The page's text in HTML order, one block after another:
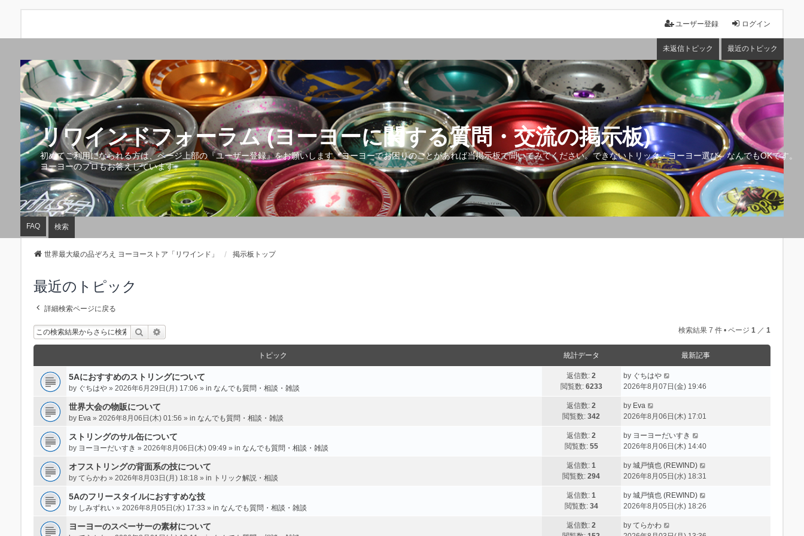
ログイン
ユーザー登録
未返信トピック 最近のトピック
リワインドフォーラム (ヨーヨーに関する質問・交流の掲示板)
初めてご利用になられる方は、ページ上部の『ユーザー登録』をお願いします。ヨーヨーでお困りのことがあれば当掲示板で聞いてみてください。できないトリック・ヨーヨー選び、なんでもOKです。
ヨーヨーのプロもお答えしています。
FAQ 検索
世界最大級の品ぞろえ ヨーヨーストア「リワインド」 掲示板トップ
最近のトピック
詳細検索ページに戻る
検索 検索結果 7 件 • ページ1 ／1
トピック 統計データ 最新記事
5Aにおすすめのストリングについて
by ぐちはや» 2026年6月29日(月) 17:06 » in なんでも質問・相談・雑談
返信数:2
閲覧数: 6233
by ぐちはや
2026年8月07日(金) 19:46
世界大会の物販について
by Eva » 2026年8月06日(木) 01:56 » in なんでも質問・相談・雑談
返信数:2
閲覧数:342
by Eva
2026年8月06日(木) 17:01
ストリングのサル缶について
by ヨーヨーだいすき » 2026年8月06日(木) 09:49 » in なんでも質問・相談・雑談
返信数:2
閲覧数: 55
by ヨーヨーだいすき
2026年8月06日(木) 14:40
オフストリングの背面系の技について
by てらかわ» 2026年8月03日(月) 18:18 » in トリック解説・相談
返信数:1
閲覧数:294
by 城戸慎也 (REWIND)
2026年8月05日(水) 18:31
5Aのフリースタイルにおすすめな技
by しみずれい» 2026年8月05日(水) 17:33 » in なんでも質問・相談・雑談
返信数:1
閲覧数: 34
by 城戸慎也 (REWIND)
2026年8月05日(水) 18:26
ヨーヨーのスペーサーの素材について 返信数:2
by てらかわ